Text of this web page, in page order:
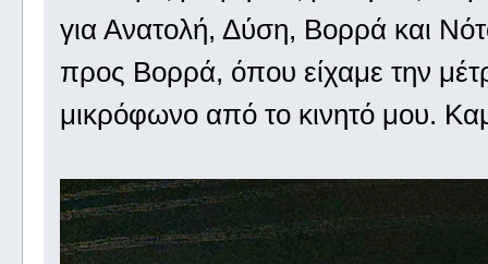
για Ανατολή, Δύση, Βορρά και
προς Βορρά, όπου είχαμε την
μικρόφωνο από το κινητό μου.